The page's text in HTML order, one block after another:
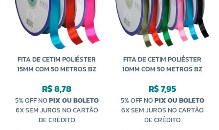
FITA DE CETIM POLIÉSTER
15MM COM 50 METROS BZ
R$ 8,78
5% OFF NOPIX OU BOLETO
6X SEM JUROS NO CARTÃO
DE CRÉDITO
FITA DE CETIM POLIÉSTER
10MM COM 50 METROS BZ
R$ 7,95
5% OFF NOPIX OU BOLETO
6X SEM JUROS NO CARTÃO
DE CRÉDITO